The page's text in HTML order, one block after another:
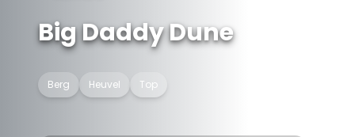
Big Daddy Dune
Berg Heuvel Top